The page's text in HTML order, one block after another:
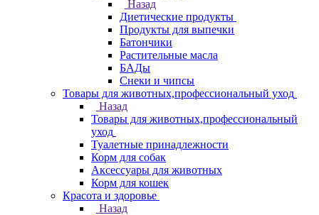
Назад
Диетические продукты
Продукты для выпечки
Батончики
Растительные масла
БАДы
Снеки и чипсы
Товары для животных,профессиональный уход
Назад
Товары для животных,профессиональный
уход
Туалетные принадлежности
Корм для собак
Аксессуары для животных
Корм для кошек
Красота и здоровье
Назад